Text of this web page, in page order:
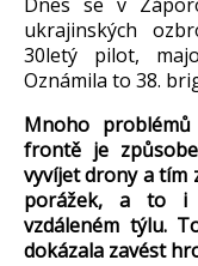
ukrajinských
30letý pilot,
Oznámila to 38.
Mnoho problémů
frontě je
vyvíjet drony a tím
porážek, a to i
vzdáleném týlu.
dokázala zavést